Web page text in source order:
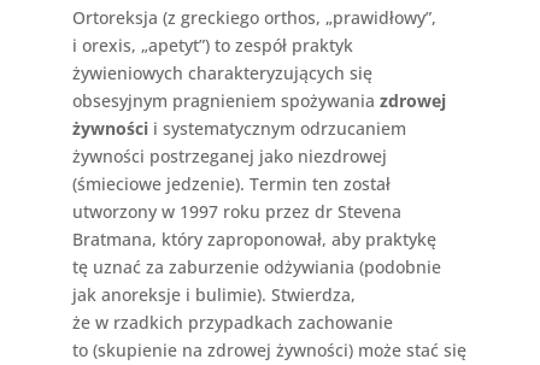
Ortoreksja (z greckiego orthos, „prawidłowy”,
i orexis, „apetyt”) to zespół praktyk
żywieniowych charakteryzujących się
obsesyjnym pragnieniem spożywania zdrowej
żywnościi systematycznym odrzucaniem
żywności postrzeganej jako niezdrowej
(śmieciowe jedzenie). Termin ten został
utworzony w 1997 roku przez dr Stevena
Bratmana, który zaproponował, aby praktykę
tę uznać za zaburzenie odżywiania (podobnie
jak anoreksje i bulimie). Stwierdza,
że w rzadkich przypadkach zachowanie
to (skupienie na zdrowej żywności) może stać się